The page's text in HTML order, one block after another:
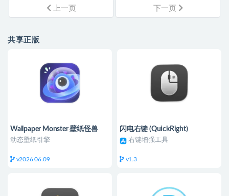
上一页 下一页
共享正版
Wallpaper Monster 壁纸怪兽
动态壁纸引擎
v2026.06.09
闪电右键 (QuickRight)
右键增强工具
v1.3